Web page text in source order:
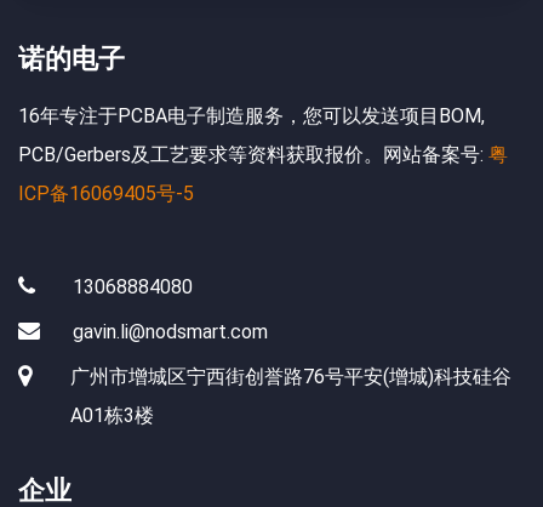
诺的电子
16年专注于PCBA电子制造服务，您可以发送项目BOM,
PCB/Gerbers及工艺要求等资料获取报价。网站备案号: 粤
ICP备16069405号-5
13068884080
gavin.li@nodsmart.com
广州市增城区宁西街创誉路76号平安(增城)科技硅谷
A01栋3楼
企业